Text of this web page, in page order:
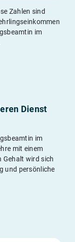
Zahlen sind
im
Dienst
im
mit einem
Gehalt wird sich
und persönliche